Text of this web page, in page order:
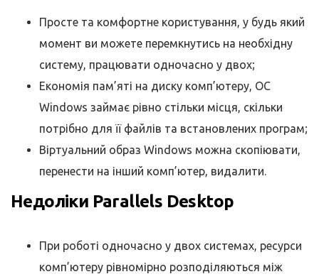
Просте та комфортне користування, у будь який
момент ви можете перемкнутись на необхідну
систему, працювати одночасно у двох;
Економія пам’яті на диску комп’ютеру, ОС
Windows займає рівно стільки місця, скільки
потрібно для її файлів та встановлених програм;
Віртуальний образ Windows можна скопіювати,
перенести на інший комп’ютер, видалити.
Недоліки Parallels Desktop
При роботі одночасно у двох системах, ресурси
комп’ютеру рівномірно розподіляються між